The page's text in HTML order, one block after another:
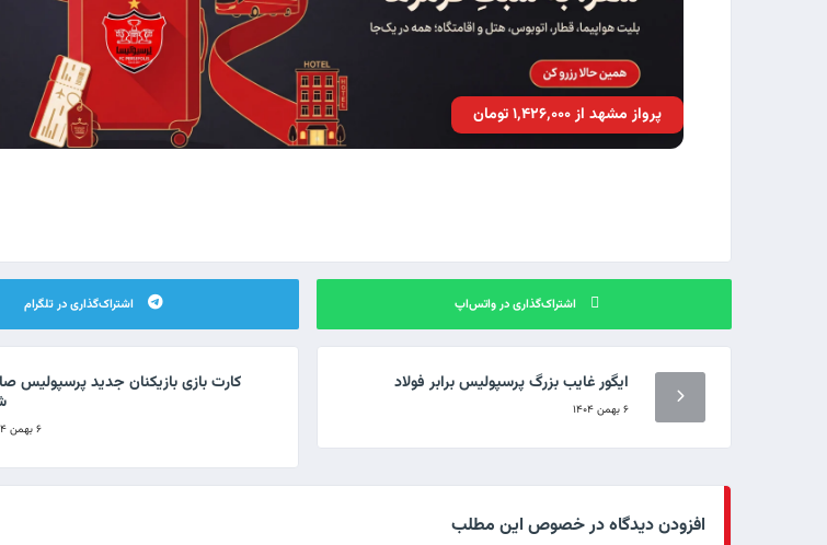
پرواز مشهد از ۱٬۴۲۶٬۰۰۰ تومان
اشتراک‌گذاری در واتس‌اپ اشتراک‌گذاری در تلگرام
ایگور غایب بزرگ پرسپولیس برابر فولاد
۶ بهمن ۱۴۰۴
کارت بازی بازیکنان جدید پرسپولیس
۶ بهمن ۱۴۰۴
افزودن دیدگاه در خصوص این مطلب